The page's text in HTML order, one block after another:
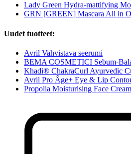
Lady Green Hydra-mattifying
GRN [GREEN] Mascara All in
Uudet tuotteet:
Avril Vahvistava seerumi
BEMA COSMETICI Sebum-
Khadi® ChakraCurl Ayurvedic
Avril Pro Âge+ Eye & Lip
Propolia Moisturising Face